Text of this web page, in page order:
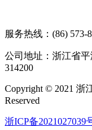
服务热线：(86) 573-
公司地址：浙江省
314200
Copyright © 2021 浙
Reserved
浙ICP备2021027039